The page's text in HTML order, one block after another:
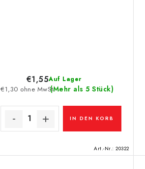
Auf Lager
(Mehr als 5 Stück)
€1,30 ohne MwSt.
€1,55
IN DEN KORB
Art.-Nr.: 20322